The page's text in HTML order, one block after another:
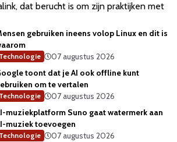
dat berucht is om zijn praktijken met
gebruiken ineens volop Linux en dit is
Technologie
07 augustus 2026
toont dat je AI ook offline kunt
om te vertalen
Technologie
07 augustus 2026
muziekplatform Suno gaat watermerk aan
muziek toevoegen
Technologie
07 augustus 2026